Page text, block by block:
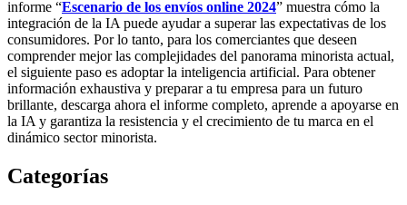
informe “Escenario de los envíos online 2024” muestra cómo la
integración de la IA puede ayudar a superar las expectativas de los
consumidores. Por lo tanto, para los comerciantes que deseen
comprender mejor las complejidades del panorama minorista actual,
el siguiente paso es adoptar la inteligencia artificial. Para obtener
información exhaustiva y preparar a tu empresa para un futuro
brillante, descarga ahora el informe completo, aprende a apoyarse en
la IA y garantiza la resistencia y el crecimiento de tu marca en el
dinámico sector minorista.
Categorías